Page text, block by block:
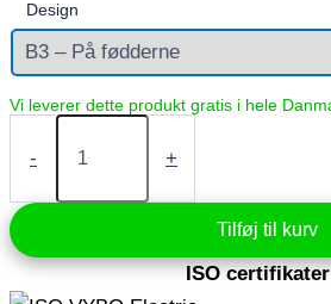
Design
-
Elektrisk
0,55
kW
400V
1390
rpm
(1AL80M1-
+
Tilføj til kurv
ISO certifikater